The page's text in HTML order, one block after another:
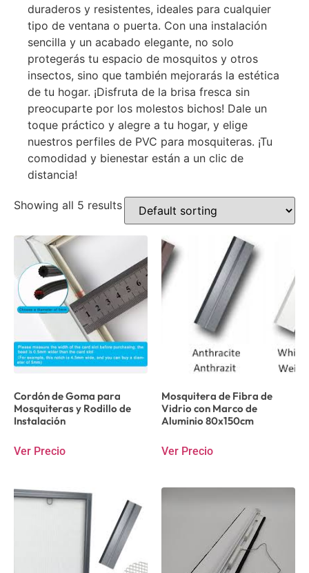
duraderos y resistentes, ideales para cualquier
tipo de ventana o puerta. Con una instalación
sencilla y un acabado elegante, no solo
protegerás tu espacio de mosquitos y otros
insectos, sino que también mejorarás la estética
de tu hogar. ¡Disfruta de la brisa fresca sin
preocuparte por los molestos bichos! Dale un
toque práctico y alegre a tu hogar, y elige
nuestros perfiles de PVC para mosquiteras. ¡Tu
comodidad y bienestar están a un clic de
distancia!
Showing all 5 results
Cordón de Goma para
Mosquiteras y Rodillo de
Instalación
Ver Precio
Mosquitera de Fibra de
Vidrio con Marco de
Aluminio 80x150cm
Ver Precio